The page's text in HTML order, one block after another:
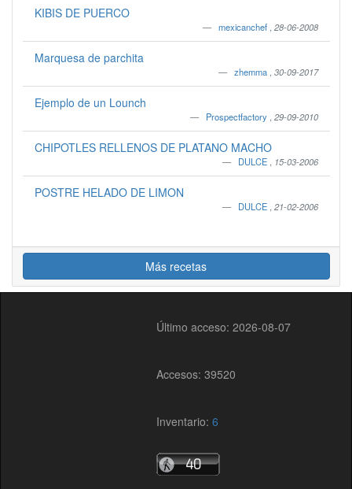
KIBIS DE PUERCO
mexicanchef 28-06-2008
Marquesa de parchita
zhemma 30-09-2017
Ejemplo de un Lounch
Prospectfactory 29-09-2010
CHIPOTLES RELLENOS DE PLATANO MACHO
DULCE 15-03-2006
POSTRE HELADO DE LIMON
DULCE 21-02-2006
Más recetas
Último acceso: 2026-08-07
Accesos: 39520
Inventario:6